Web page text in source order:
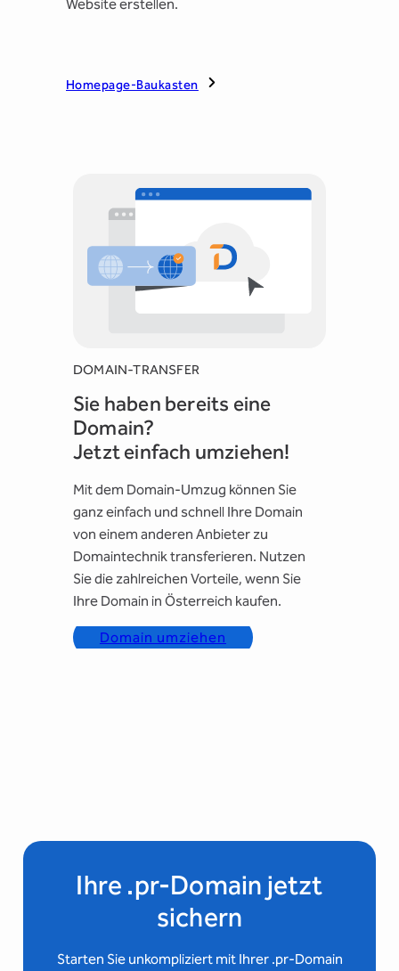
Website erstellen.
Homepage-Baukasten
DOMAIN-TRANSFER
Sie haben bereits eine
Domain?
Jetzt einfach umziehen!
Mit dem Domain-Umzug können Sie
ganz einfach und schnell Ihre Domain
von einem anderen Anbieter zu
Domaintechnik transferieren. Nutzen
Sie die zahlreichen Vorteile, wenn Sie
Ihre Domain in Österreich kaufen.
Domain umziehen
Ihre .pr-Domain jetzt
sichern
Starten Sie unkompliziert mit Ihrer .pr-Domain